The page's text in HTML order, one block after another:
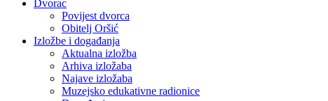
Dvorac
Povijest dvorca
Obitelj Oršić
Izložbe i događanja
Aktualna izložba
Arhiva izložaba
Najave izložaba
Muzejsko edukativne radionice